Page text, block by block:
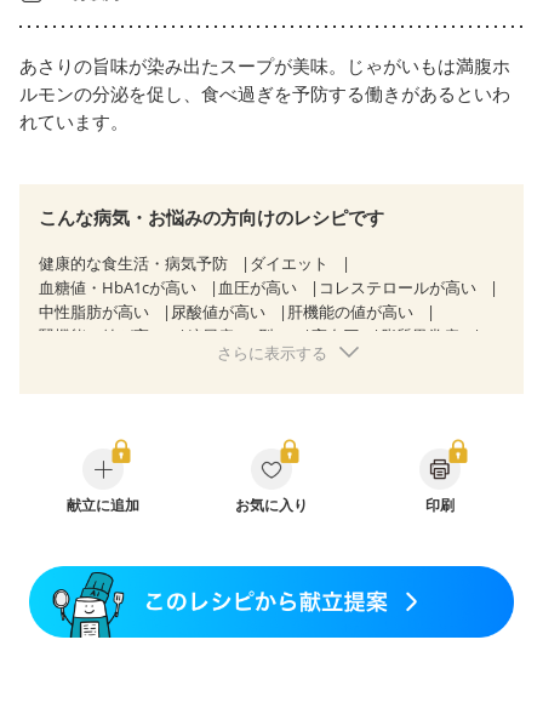
あさりの旨味が染み出たスープが美味。じゃがいもは満腹ホ
ルモンの分泌を促し、食べ過ぎを予防する働きがあるといわ
れています。
こんな病気・お悩みの方向けのレシピです
健康的な食生活・病気予防
ダイエット
血糖値・HbA1cが高い
血圧が高い
コレステロールが高い
中性脂肪が高い
尿酸値が高い
肝機能の値が高い
腎機能の値が高い
糖尿病（2型） 高血圧
脂質異常症
狭心症 心筋梗塞
糖尿病性腎症（第１期）
糖尿病性腎症（第２期）
CKD（ステージ１）
CKD（ステージ２）
乳がん（抗がん剤治療中）
乳がん（ホルモン療法中）
妊娠中(初期)
妊婦健診・血圧が気になる（初期）
妊婦健診・血糖値が気になる（初期）
さらに表示する
献立に追加 お気に入り 印刷